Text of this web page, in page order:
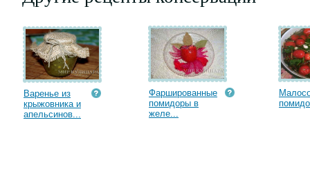
Варенье из
крыжовника и
апельсинов...
Фаршированные
помидоры в
желе...